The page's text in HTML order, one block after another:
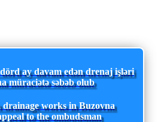
ay davam edən drenaj işləri
müraciətə səbəb olub
works in Buzovna
to the ombudsman